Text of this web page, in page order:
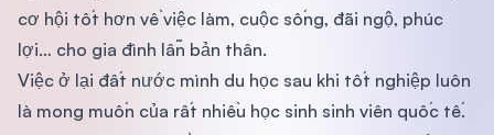
cơ hội tốt hơn về việc làm, cuộc sống, đãi ngộ, phúc
lợi… cho gia đình lẫn bản thân.
Việc ở lại đất nước mình du học sau khi tốt nghiệp luôn
là mong muốn của rất nhiều học sinh sinh viên quốc tế.